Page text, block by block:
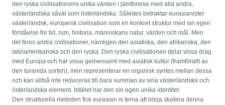
den ryska civilisationens unika värden i jämförelse med alla andra,
västerländska såväl som österländska. Således betraktar eurasianister
västerländsk, europeisk civilisation som en konkret struktur med sin egen
förståelse för tid, rum, historia, människans natur, värden och mål. Men
det finns andra civilisationer, nämligen den asiatiska, den afrikanska, den
latinamerikanska och den ryska. Den ryska civilisationen delar vissa drag
med Europa och har vissa gemensamt med asiatisk kultur (framförallt av
den turanida sorten), men representerar en organisk syntes mellan dessa
och kan alltså inte reduceras till bara summan av sina västerländska och
österländska element. Istället har den sin egen unika identitet.
Den strukturella metoden fick eurasian is terna att börja studera denna